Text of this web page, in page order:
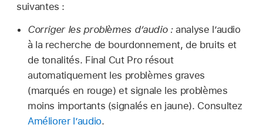
suivantes :
Corriger les problèmes d’audio :analyse l’audio
à la recherche de bourdonnement, de bruits et
de tonalités. Final Cut Pro résout
automatiquement les problèmes graves
(marqués en rouge) et signale les problèmes
moins importants (signalés en jaune). Consultez
Améliorer l’audio.